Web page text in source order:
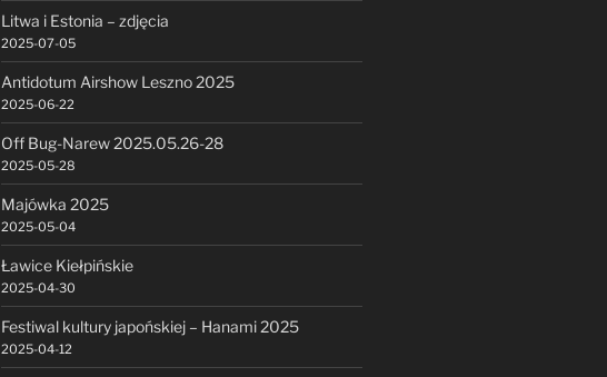
Litwa i Estonia – zdjęcia
2025-07-05
Antidotum Airshow Leszno 2025
2025-06-22
Off Bug-Narew 2025.05.26-28
2025-05-28
Majówka 2025
2025-05-04
Ławice Kiełpińskie
2025-04-30
Festiwal kultury japońskiej – Hanami 2025
2025-04-12